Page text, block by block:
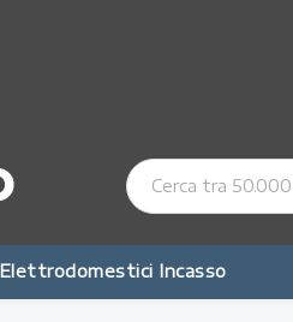
Elettrodomestici Incasso